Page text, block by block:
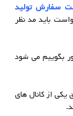
سفارش تولید
باید مد نظر
بگوییم می شود
یکی از کانال های